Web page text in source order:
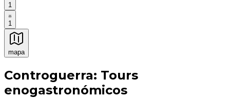
1
1
mapa
Experiencias culinarias inolvidables: Experiencias
Controguerra: Tours
enogastronómicos